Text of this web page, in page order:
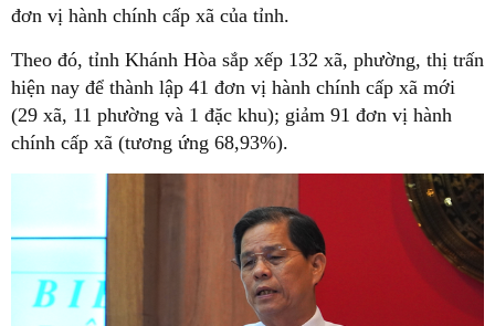
đơn vị hành chính cấp xã của tỉnh.
Theo đó, tỉnh Khánh Hòa sắp xếp 132 xã, phường, thị trấn
hiện nay để thành lập 41 đơn vị hành chính cấp xã mới
(29 xã, 11 phường và 1 đặc khu); giảm 91 đơn vị hành
chính cấp xã (tương ứng 68,93%).